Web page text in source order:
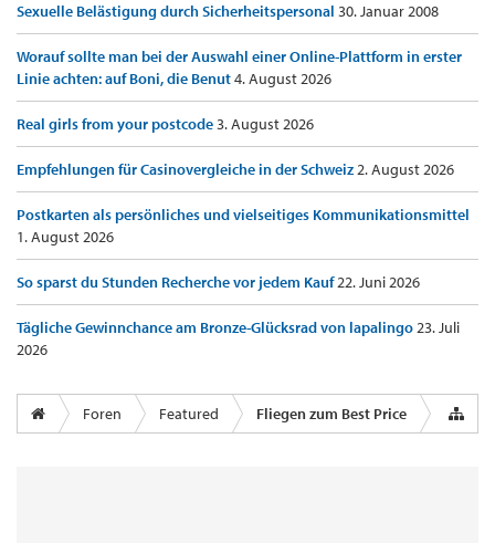
Sexuelle Belästigung durch Sicherheitspersonal 30. Januar 2008
Worauf sollte man bei der Auswahl einer Online-Plattform in erster
Linie achten: auf Boni, die Benut4. August 2026
Real girls from your postcode3. August 2026
Empfehlungen für Casinovergleiche in der Schweiz2. August 2026
Postkarten als persönliches und vielseitiges Kommunikationsmittel
1. August 2026
So sparst du Stunden Recherche vor jedem Kauf22. Juni 2026
Tägliche Gewinnchance am Bronze-Glücksrad von lapalingo23. Juli
2026
Foren Featured Fliegen zum Best Price